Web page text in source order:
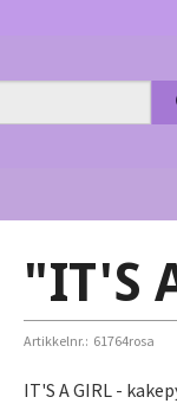
"IT'S
Artikkelnr.: 61764rosa
IT'S A GIRL -